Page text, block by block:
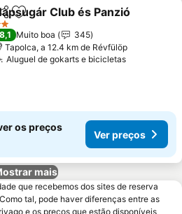
Adicionar aos favoritos
Club és Panzió
8,1 Muito boa
345
Tapolca, a 12.4 km de Révfülöp
Aluguel de gokarts e bicicletas
os preços
Ver preços
mais
que recebemos dos sites de reserva
tal, pode haver diferenças entre as
e os preços que estão disponíveis